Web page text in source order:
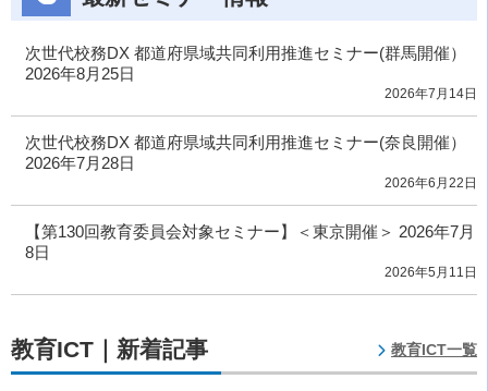
次世代校務DX 都道府県域共同利用推進セミナー(群馬開催）
2026年8月25日
2026年7月14日
次世代校務DX 都道府県域共同利用推進セミナー(奈良開催）
2026年7月28日
2026年6月22日
【第130回教育委員会対象セミナー】＜東京開催＞ 2026年7月
8日
2026年5月11日
教育ICT｜新着記事 教育ICT一覧